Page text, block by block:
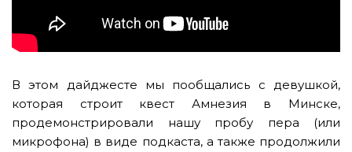
В этом дайджесте мы пообщались с девушкой,
которая строит квест Амнезия в Минске,
продемонстрировали нашу пробу пера (или
микрофона) в виде подкаста, а также продолжили